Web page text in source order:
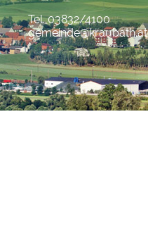
Tel. 03832/4100
gemeinde@kraubath.at